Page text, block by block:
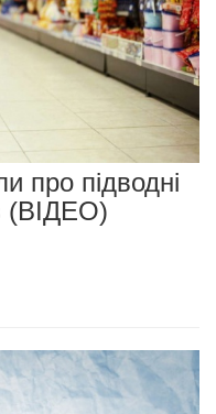
про підводні
(ВІДЕО)